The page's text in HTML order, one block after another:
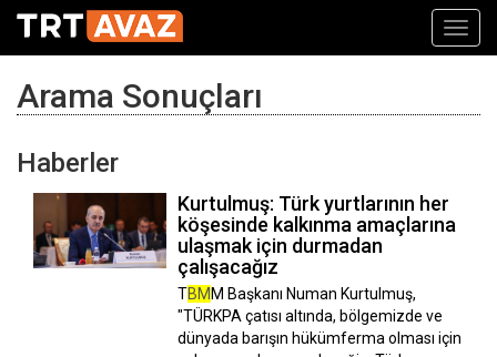
Arama Sonuçları
Haberler
Kurtulmuş: Türk yurtlarının her
köşesinde kalkınma amaçlarına
ulaşmak için durmadan
çalışacağız
TBM M Başkanı Numan Kurtulmuş,
"TÜRKPA çatısı altında, bölgemizde ve
dünyada barışın hükümferma olması için